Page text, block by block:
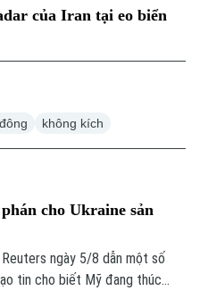
của Iran tại eo biển
không kích
cho Ukraine sản
ngày 5/8 dẫn một số
tin cho biết Mỹ đang thúc